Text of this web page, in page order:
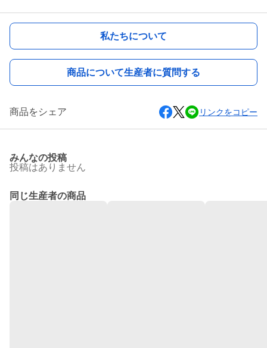
私たちについて
商品について生産者に質問する
商品をシェア リンクをコピー
みんなの投稿
投稿はありません
同じ生産者の商品